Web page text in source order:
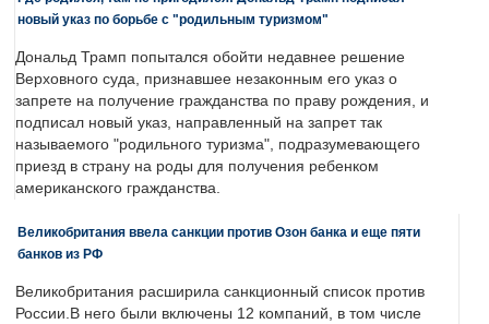
новый указ по борьбе с "родильным туризмом"
Дональд Трамп попытался обойти недавнее решение
Верховного суда, признавшее незаконным его указ о
запрете на получение гражданства по праву рождения, и
подписал новый указ, направленный на запрет так
называемого "родильного туризма", подразумевающего
приезд в страну на роды для получения ребенком
американского гражданства.
Великобритания ввела санкции против Озон банка и еще пяти
банков из РФ
Великобритания расширила санкционный список против
России.В него были включены 12 компаний, в том числе